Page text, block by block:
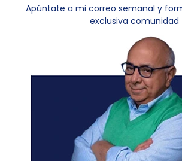
Apúntate a mi correo semanal y
exclusiva comunidad